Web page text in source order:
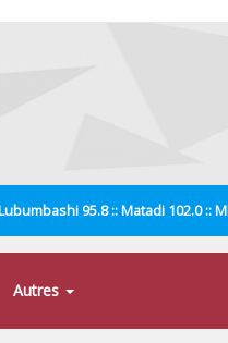
95.8 :: Matadi 102.0 ::
Autres